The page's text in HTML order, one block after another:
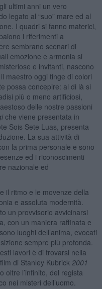
ultimi anni un vero
legato al “suo” mare ed al
I quadri si fanno materici,
i riferimenti a
sembrano scenari di
emozione e armonia si
e invitanti, nascono
maestro oggi tinge di colori
possa concepire: al di là si
più o meno artificiosi,
delle nostre passioni
che viene presentata in
Sois Sete Luas, presenta
La sua attività di
la prima personale e sono
ed i riconoscimenti
nazionale ed
il ritmo e le movenze della
e assoluta modernità.
un provvisorio avvicinarsi
con un maniera raffinata e
luoghi dell’anima, evocati
sempre più profonda.
lavori è di trovarsi nella
di Stanley Kubrick 2001
oltre l’infinito, del regista
nei misteri dell’uomo.